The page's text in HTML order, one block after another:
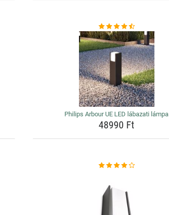
Philips Arbour UE LED lábazati lámpa
48990 Ft